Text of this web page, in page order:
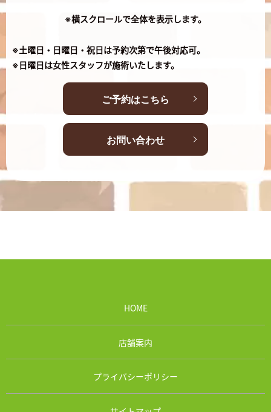
※横スクロールで全体を表示します。
※土曜日・日曜日・祝日は予約次第で午後対応可。
※日曜日は女性スタッフが施術いたします。
ご予約はこちら
お問い合わせ
HOME
店舗案内
プライバシーポリシー